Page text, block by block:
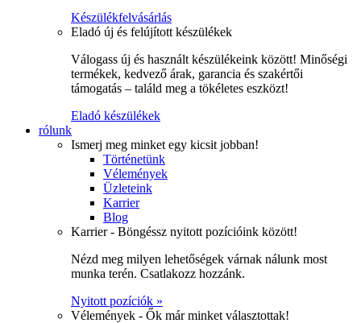
Készülékfelvásárlás
Eladó új és felújított készülékek
Válogass új és használt készülékeink között! Minőségi
termékek, kedvező árak, garancia és szakértői
támogatás – találd meg a tökéletes eszközt!
Eladó készülékek
rólunk
Ismerj meg minket egy kicsit jobban!
Történetünk
Vélemények
Üzleteink
Karrier
Blog
Karrier - Böngéssz nyitott pozícióink között!
Nézd meg milyen lehetőségek várnak nálunk most
munka terén. Csatlakozz hozzánk.
Nyitott pozíciók »
Vélemények - Ők már minket választottak!